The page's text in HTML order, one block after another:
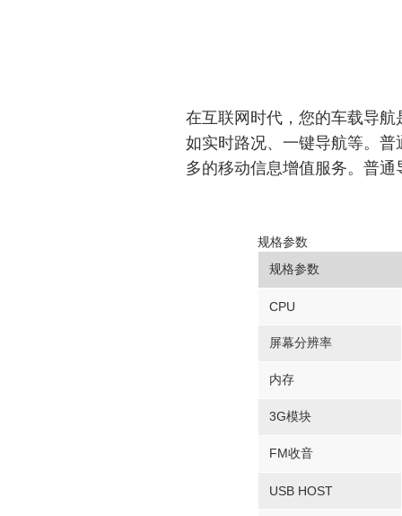
在互联网时代，您的车载导
如实时路况、一键导航等。
多的移动信息增值服务。普
规格参数
规格参数
CPU
屏幕分辨率
内存
3G模块
FM收音
USB HOST